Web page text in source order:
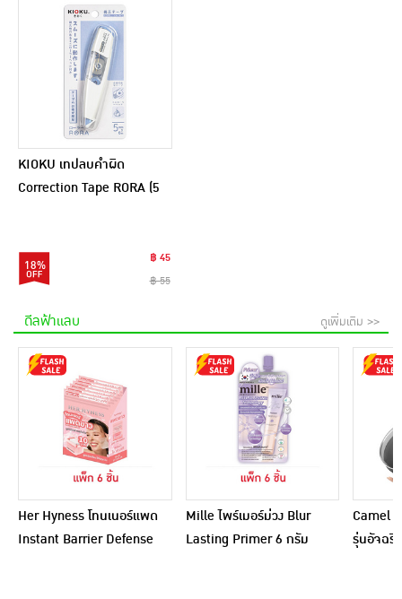
KIOKU เทปลบคำผิด
Correction Tape RORA (5
18%
฿ 45
฿ 55
ดีลฟ้าแลบ ดูเพิ่มเติม >>
Her Hyness โทนเนอร์แพด
Instant Barrier Defense
Mille ไพร์เมอร์ม่วง Blur
Lasting Primer 6 กรัม
Camel
รุ่นอัจฉริ